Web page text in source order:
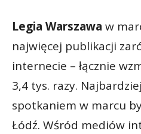
Legia Warszawa w
najwięcej publikacji
internecie – łącznie
3,4 tys. razy.
spotkaniem w marcu
Łódź. Wśród mediów